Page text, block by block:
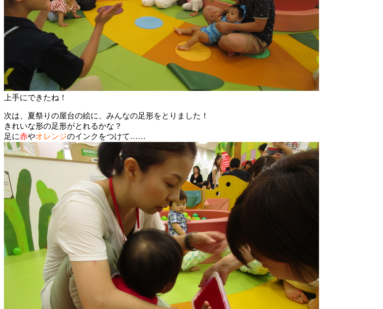
上手にできたね！
次は、夏祭りの屋台の絵に、みんなの足形をとりました！
きれいな形の足形がとれるかな？
足に赤やオレンジのインクをつけて……